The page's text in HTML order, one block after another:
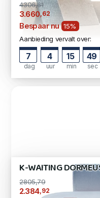
4306,61
3.660,62
Bespaar nu 15%
Aanbieding vervalt over:
7
dag
4
uur
15
min
48
sec
K-WAITING
2805,79
2.384 ,92